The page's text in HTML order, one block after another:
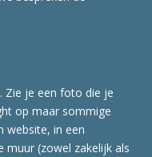
Zie je een foto die je
op maar sommige
website, in een
(zowel zakelijk als